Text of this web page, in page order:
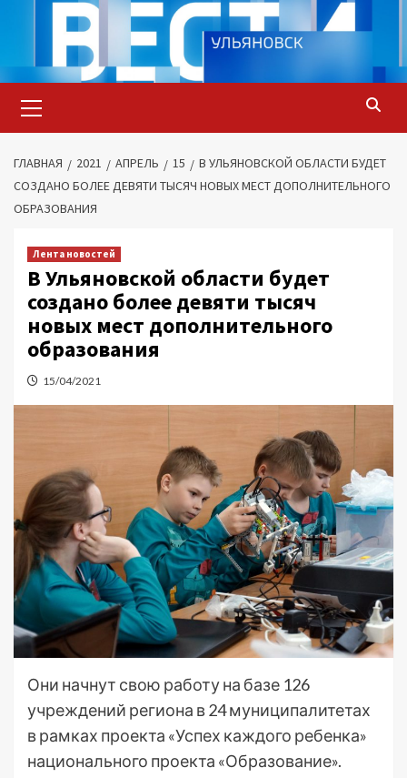
содержимому
меню
ГЛАВНАЯ 2021 АПРЕЛЬ 15
В УЛЬЯНОВСКОЙ ОБЛАСТИ БУДЕТ
СОЗДАНО БОЛЕЕ ДЕВЯТИ ТЫСЯЧ НОВЫХ МЕСТ ДОПОЛНИТЕЛЬНОГО
ОБРАЗОВАНИЯ
Лента новостей
В Ульяновской области будет
создано более девяти тысяч
новых мест дополнительного
образования
15/04/2021
Они начнут свою работу на базе 126
учреждений региона в 24 муниципалитетах
в рамках проекта «Успех каждого ребенка»
национального проекта «Образование».